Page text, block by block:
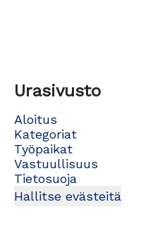
Urasivusto
Aloitus
Kategoriat
Työpaikat
Vastuullisuus
Tietosuoja
Hallitse evästeitä